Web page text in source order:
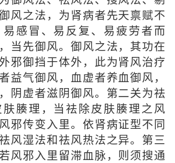
风之法，为肾病者先天禀赋不
感冒、易反复、易疲劳者而
当先御风。御风之法，其功在
邪御挡于体外，此为肾风治疗
益气御风，血虚者养血御风，
阴虚者滋阴御风。第二关为祛
腠理，当祛除皮肤腠理之风
邪传变入里。依肾病证型不同
风湿法和祛风热法之异。第三
风邪入里留滞血脉，则须搜通